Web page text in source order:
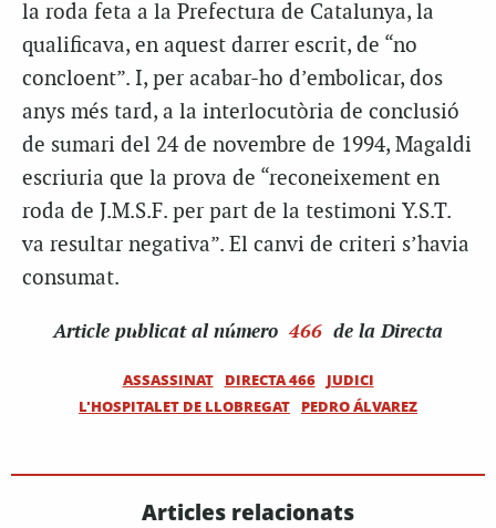
la roda feta a la Prefectura de Catalunya, la
qualificava, en aquest darrer escrit, de “no
concloent”. I, per acabar-ho d’embolicar, dos
anys més tard, a la interlocutòria de conclusió
de sumari del 24 de novembre de 1994, Magaldi
escriuria que la prova de “reconeixement en
roda de J.M.S.F. per part de la testimoni Y.S.T.
va resultar negativa”. El canvi de criteri s’havia
consumat.
Article publicat al número 466 de la Directa
ASSASSINAT DIRECTA 466
JUDICI
L'HOSPITALET DE LLOBREGAT
PEDRO ÁLVAREZ
Articles relacionats